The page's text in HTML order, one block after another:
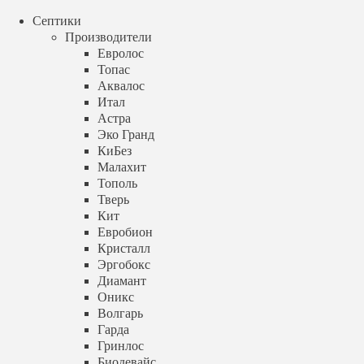
+7 (499) 348 88 04call
Аква Септик
+7 (499) 348 88 04
Септик для дачи под ключ
Установка под ключ за 1 день
в Москве и Московской области
Заказать звонок
пн-вс с 9:00 до 21:00
+7 (499) 348 88 04
info@aqua-septik.ru
Септики
Производители
Евролос
Топас
Аквалос
Итал
Астра
Эко Гранд
КиБез
Малахит
Тополь
Тверь
Кит
Евробион
Кристалл
Эргобокс
Диамант
Оникс
Волгарь
Гарда
Гринлос